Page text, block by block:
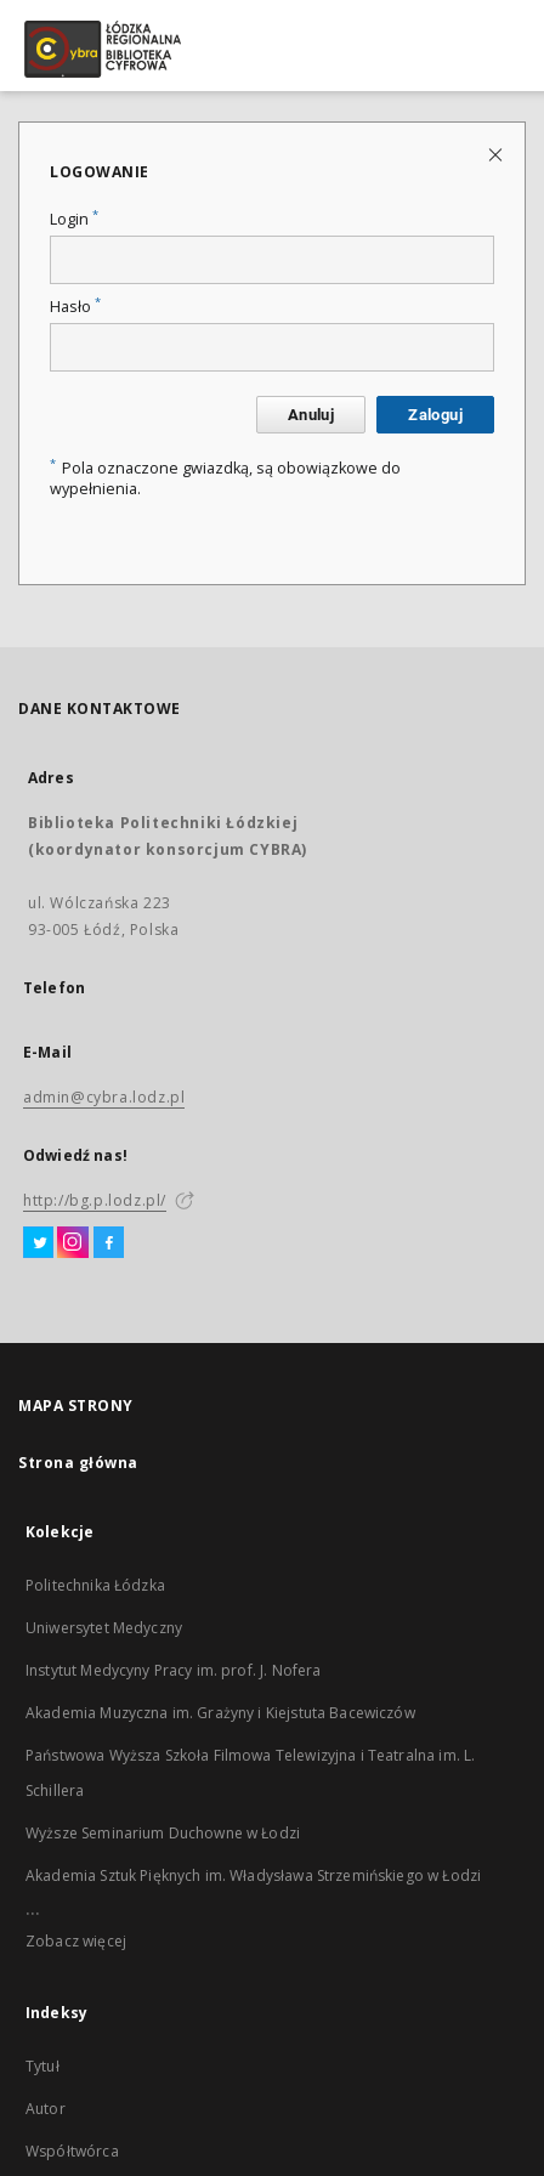
LOGOWANIE
Login *
Hasło *
Anuluj Zaloguj
* Pola oznaczone gwiazdką, są obowiązkowe do
wypełnienia.
DANE KONTAKTOWE
Adres
Biblioteka Politechniki Łódzkiej
(koordynator konsorcjum CYBRA)
ul. Wólczańska 223
93-005 Łódź, Polska
Telefon
E-Mail
admin@cybra.lodz.pl
Odwiedź nas!
http://bg.p.lodz.pl/
MAPA STRONY
Strona główna
Kolekcje
Politechnika Łódzka
Uniwersytet Medyczny
Instytut Medycyny Pracy im. prof. J. Nofera
Akademia Muzyczna im. Grażyny i Kiejstuta Bacewiczów
Państwowa Wyższa Szkoła Filmowa Telewizyjna i Teatralna im. L.
Schillera
Wyższe Seminarium Duchowne w Łodzi
Akademia Sztuk Pięknych im. Władysława Strzemińskiego w Łodzi
...
Zobacz więcej
Indeksy
Tytuł
Autor
Współtwórca